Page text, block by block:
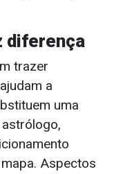
diferença
trazer
a
uma
Aspectos